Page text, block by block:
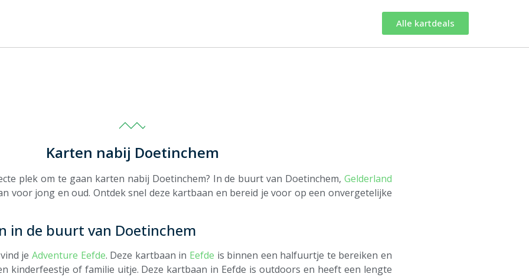
Alle kartdeals
Karten nabij Doetinchem
plek om te gaan karten nabij Doetinchem? In de buurt van Doetinchem, Gelderland
voor jong en oud. Ontdek snel deze kartbaan en bereid je voor op een onvergetelijke
in de buurt van Doetinchem
jeAdventure Eefde. Deze kartbaan in Eefde is binnen een halfuurtje te bereiken en
kinderfeestje of familie uitje. Deze kartbaan in Eefde is outdoors en heeft een lengte